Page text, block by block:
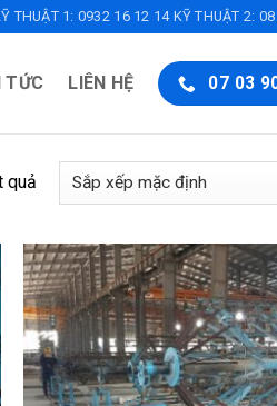
THUẬT 1: 0932 16 12 14 KỸ THUẬT 2:
TỨC LIÊN HỆ 07 03
quả